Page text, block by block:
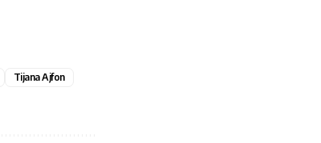
Tijana Ajfon